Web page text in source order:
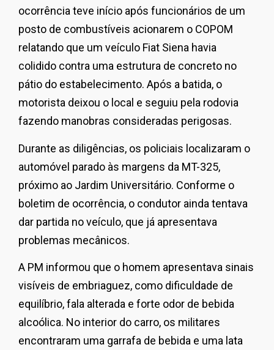
ocorrência teve início após funcionários de um
posto de combustíveis acionarem o COPOM
relatando que um veículo Fiat Siena havia
colidido contra uma estrutura de concreto no
pátio do estabelecimento. Após a batida, o
motorista deixou o local e seguiu pela rodovia
fazendo manobras consideradas perigosas.
Durante as diligências, os policiais localizaram o
automóvel parado às margens da MT-325,
próximo ao Jardim Universitário. Conforme o
boletim de ocorrência, o condutor ainda tentava
dar partida no veículo, que já apresentava
problemas mecânicos.
A PM informou que o homem apresentava sinais
visíveis de embriaguez, como dificuldade de
equilíbrio, fala alterada e forte odor de bebida
alcoólica. No interior do carro, os militares
encontraram uma garrafa de bebida e uma lata